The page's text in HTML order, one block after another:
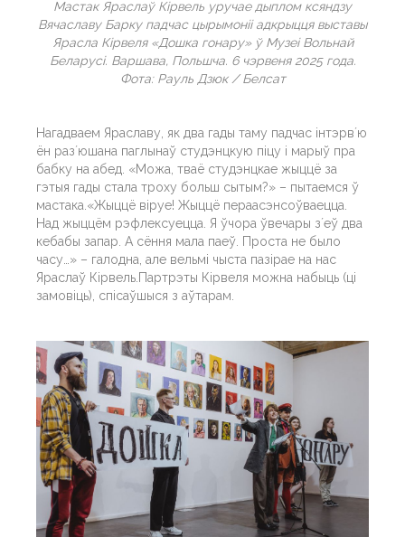
Мастак Яраслаў Кірвель уручае дыплом ксяндзу
Вячаславу Барку падчас цырымоніі адкрыцця выставы
Ярасла Кірвеля «Дошка гонару» ў Музеі Вольнай
Беларусі. Варшава, Польшча. 6 чэрвеня 2025 года.
Фота: Рауль Дзюк / Белсат
Нагадваем Яраславу, як два гады таму падчас інтэрвʼю
ён разʼюшана паглынаў студэнцкую піцу і марыў пра
бабку на абед. «Можа, тваё студэнцкае жыццё за
гэтыя гады стала троху больш сытым?» – пытаемся ў
мастака.«Жыццё віруе! Жыццё пераасэнсоўваецца.
Над жыццём рэфлексуецца. Я ўчора ўвечары зʼеў два
кебабы запар. А сёння мала паеў. Проста не было
часу…» – галодна, але вельмі чыста пазірае на нас
Яраслаў Кірвель.Партрэты Кірвеля можна набыць (ці
замовіць), спісаўшыся з аўтарам.